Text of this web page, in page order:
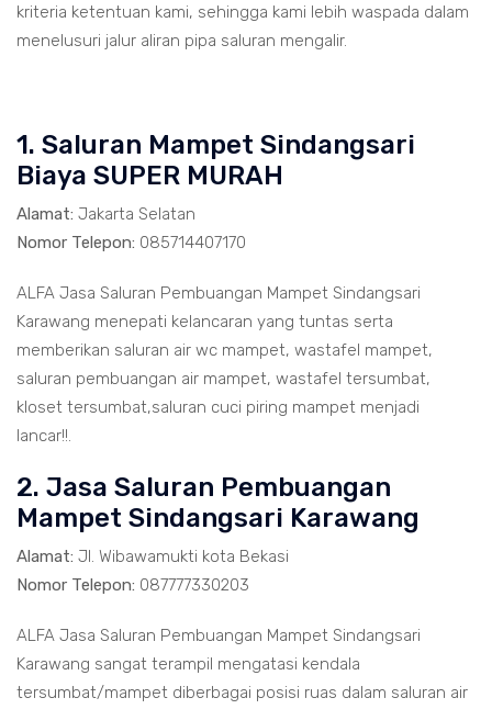
kriteria ketentuan kami, sehingga kami lebih waspada dalam
menelusuri jalur aliran pipa saluran mengalir.
1. Saluran Mampet Sindangsari
Biaya SUPER MURAH
Alamat: Jakarta Selatan
Nomor Telepon: 085714407170
ALFA Jasa Saluran Pembuangan Mampet Sindangsari
Karawang menepati kelancaran yang tuntas serta
memberikan saluran air wc mampet, wastafel mampet,
saluran pembuangan air mampet, wastafel tersumbat,
kloset tersumbat,saluran cuci piring mampet menjadi
lancar!!.
2. Jasa Saluran Pembuangan
Mampet Sindangsari Karawang
Alamat: Jl. Wibawamukti kota Bekasi
Nomor Telepon: 087777330203
ALFA Jasa Saluran Pembuangan Mampet Sindangsari
Karawang sangat terampil mengatasi kendala
tersumbat/mampet diberbagai posisi ruas dalam saluran air